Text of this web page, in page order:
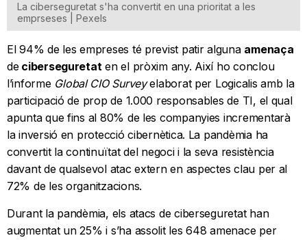
La ciberseguretat s'ha convertit en una prioritat a les
emprseses | Pexels
El 94% de les empreses té previst patir alguna amenaça
deciberseguretaten el pròxim any. Així ho conclou
l’informe Global CIO Surveyelaborat per Logicalis amb la
participació de prop de 1.000 responsables de TI, el qual
apunta que fins al 80% de les companyies incrementarà
la inversió en protecció cibernètica. La pandèmia ha
convertit la continuïtat del negoci i la seva resistència
davant de qualsevol atac extern en aspectes clau per al
72% de les organitzacions.
Durant la pandèmia, els atacs de ciberseguretat han
augmentat un 25% i s’ha assolit les 648 amenace per